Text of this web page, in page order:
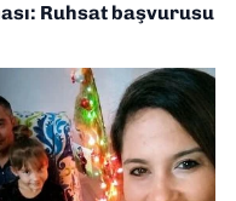
Ruhsat başvurusu